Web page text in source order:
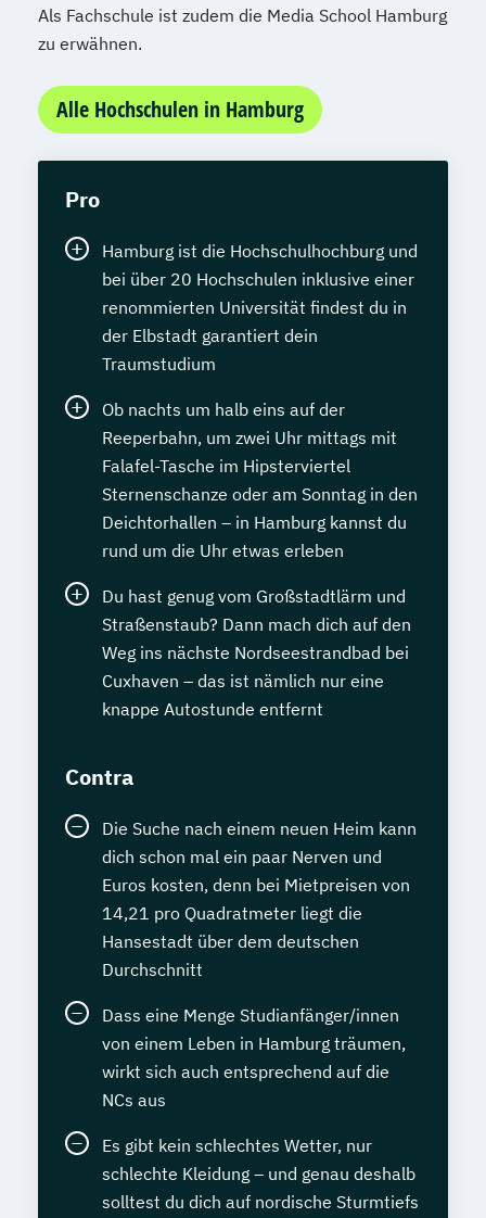
Als Fachschule ist zudem die Media School Hamburg
zu erwähnen.
Alle Hochschulen in Hamburg
Pro
Hamburg ist die Hochschulhochburg und
bei über 20 Hochschulen inklusive einer
renommierten Universität findest du in
der Elbstadt garantiert dein
Traumstudium
Ob nachts um halb eins auf der
Reeperbahn, um zwei Uhr mittags mit
Falafel-Tasche im Hipsterviertel
Sternenschanze oder am Sonntag in den
Deichtorhallen – in Hamburg kannst du
rund um die Uhr etwas erleben
Du hast genug vom Großstadtlärm und
Straßenstaub? Dann mach dich auf den
Weg ins nächste Nordseestrandbad bei
Cuxhaven – das ist nämlich nur eine
knappe Autostunde entfernt
Contra
Die Suche nach einem neuen Heim kann
dich schon mal ein paar Nerven und
Euros kosten, denn bei Mietpreisen von
14,21 pro Quadratmeter liegt die
Hansestadt über dem deutschen
Durchschnitt
Dass eine Menge Studianfänger/innen
von einem Leben in Hamburg träumen,
wirkt sich auch entsprechend auf die
NCs aus
Es gibt kein schlechtes Wetter, nur
schlechte Kleidung – und genau deshalb
solltest du dich auf nordische Sturmtiefs